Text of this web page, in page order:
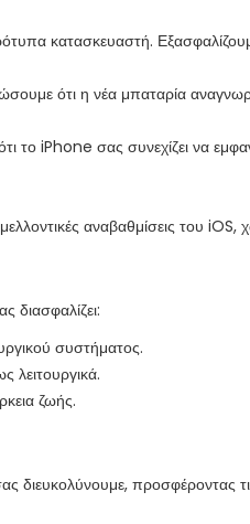
κατασκευαστή.
ότι η νέα μπαταρία
το iPhone σας συνεχίζει να
αναβαθμίσεις του
διασφαλίζει:
συστήματος.
λειτουργικά.
ζωής.
διευκολύνουμε, προσφέροντας